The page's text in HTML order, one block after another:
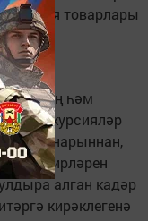
товарлары
һәм
экскурсияләр
туганнарыннан,
җирләрен
алган кадәр
кирәклегенә